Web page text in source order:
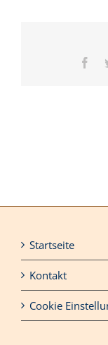
Startseite
Kontakt
Cookie